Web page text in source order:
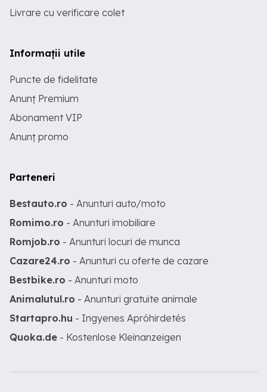
Livrare cu verificare colet
Informații utile
Puncte de fidelitate
Anunț Premium
Abonament VIP
Anunț promo
Parteneri
Bestauto.ro - Anunturi auto/moto
Romimo.ro - Anunturi imobiliare
Romjob.ro - Anunturi locuri de munca
Cazare24.ro - Anunturi cu oferte de cazare
Bestbike.ro - Anunturi moto
Animalutul.ro - Anunturi gratuite animale
Startapro.hu - Ingyenes Apróhirdetés
Quoka.de - Kostenlose Kleinanzeigen